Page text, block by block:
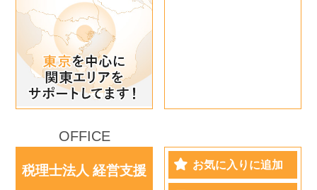
OFFICE
税理士法人 経営支援 お気に入りに追加